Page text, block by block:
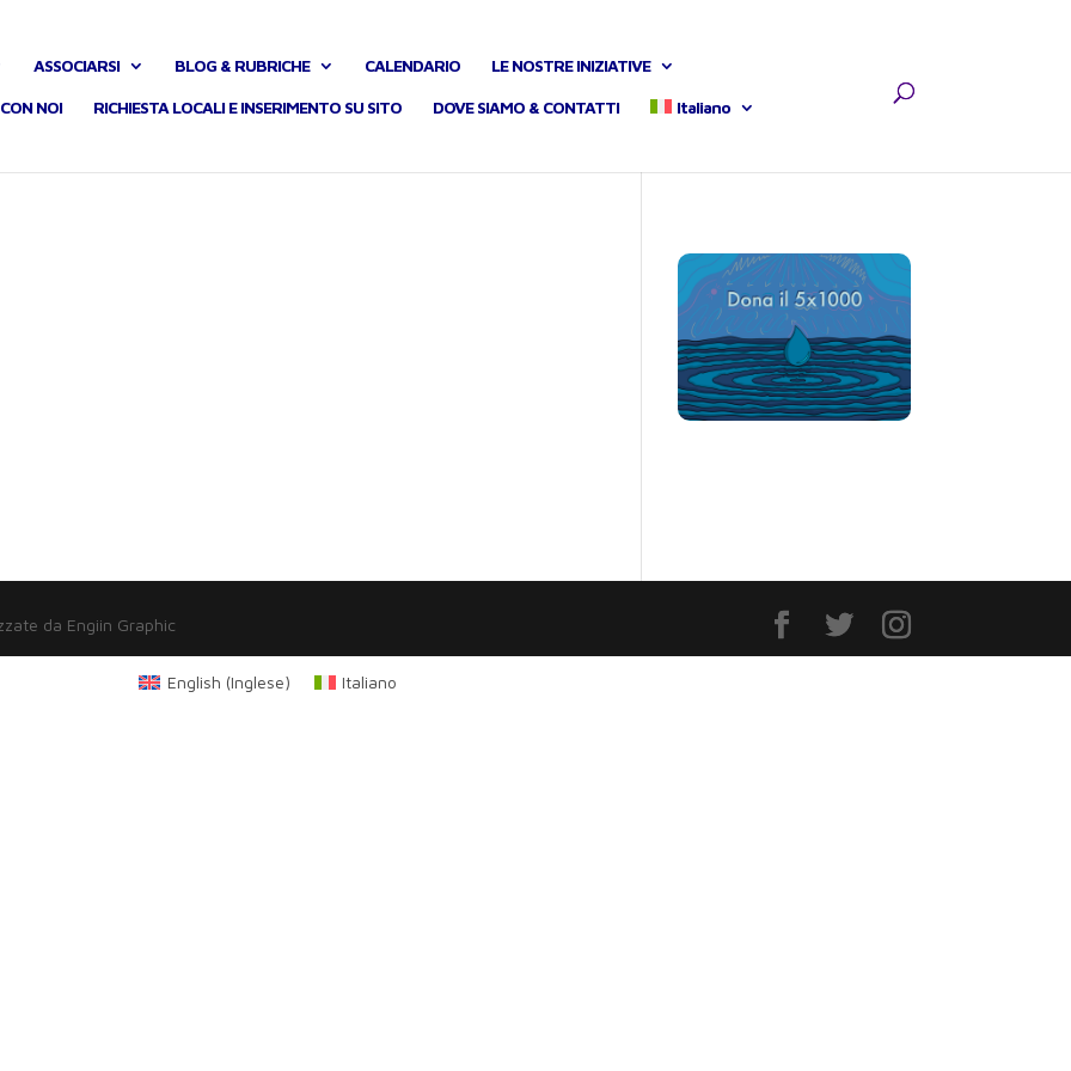
ASSOCIARSI BLOG & RUBRICHE CALENDARIO LE NOSTRE INIZIATIVE
NOI RICHIESTA LOCALI E INSERIMENTO SU SITO DOVE SIAMO & CONTATTI Italiano
da Engiin Graphic
English (Inglese) Italiano